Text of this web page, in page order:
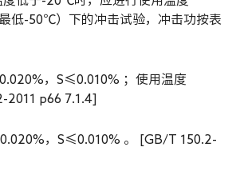
低-50℃）下的冲击试验，冲击功按表
，S≤0.010% ；使用温度
p66 7.1.4]
，S≤0.010% 。 [GB/T 150.2-